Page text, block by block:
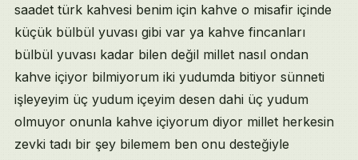
saadet türk kahvesi benim için kahve o misafir içinde
küçük bülbül yuvası gibi var ya kahve fincanları
bülbül yuvası kadar bilen değil millet nasıl ondan
kahve içiyor bilmiyorum iki yudumda bitiyor sünneti
işleyeyim üç yudum içeyim desen dahi üç yudum
olmuyor onunla kahve içiyorum diyor millet herkesin
zevki tadı bir şey bilemem ben onu desteğiyle